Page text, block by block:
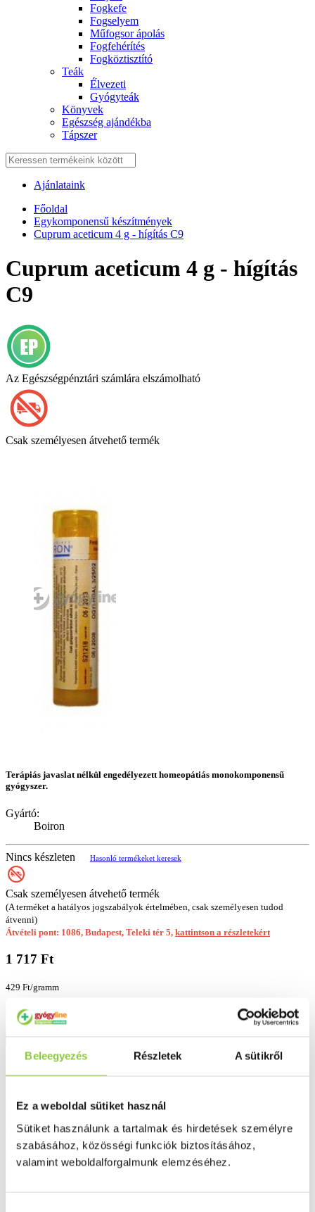
Beleegyezés Részletek A sütikről
Ez a weboldal sütiket használ
Sütiket használunk a tartalmak és hirdetések személyre
szabásához, közösségi funkciók biztosításához,
valamint weboldalforgalmunk elemzéséhez.
Fogkefe
Fogselyem
Műfogsor ápolás
Fogfehérítés
Fogköztisztító
Teák
É́lvezeti
Gyógyteák
Könyvek
Egészség ajándékba
Tápszer
Ajánlataink
Főoldal
Egykomponensű készítmények
Cuprum aceticum 4 g - hígítás C9
Cuprum aceticum 4 g - hígítás
C9
Az Egészségpénztári számlára elszámolható
Csak személyesen átvehető termék
Terápiás javaslat nélkül engedélyezett homeopátiás monokomponensű
gyógyszer.
Gyártó:
Boiron
Nincs készleten Hasonló termékeket keresek
Csak személyesen átvehető termék
(A terméket a hatályos jogszabályok értelmében, csak személyesen tudod
átvenni)
Átvételi pont: 1086, Budapest, Teleki tér 5, kattintson a részletekért
1 717 Ft
429 Ft/gramm
Kívánságlistába
Részletes leírás
Szállítási információk
Fizetési információk